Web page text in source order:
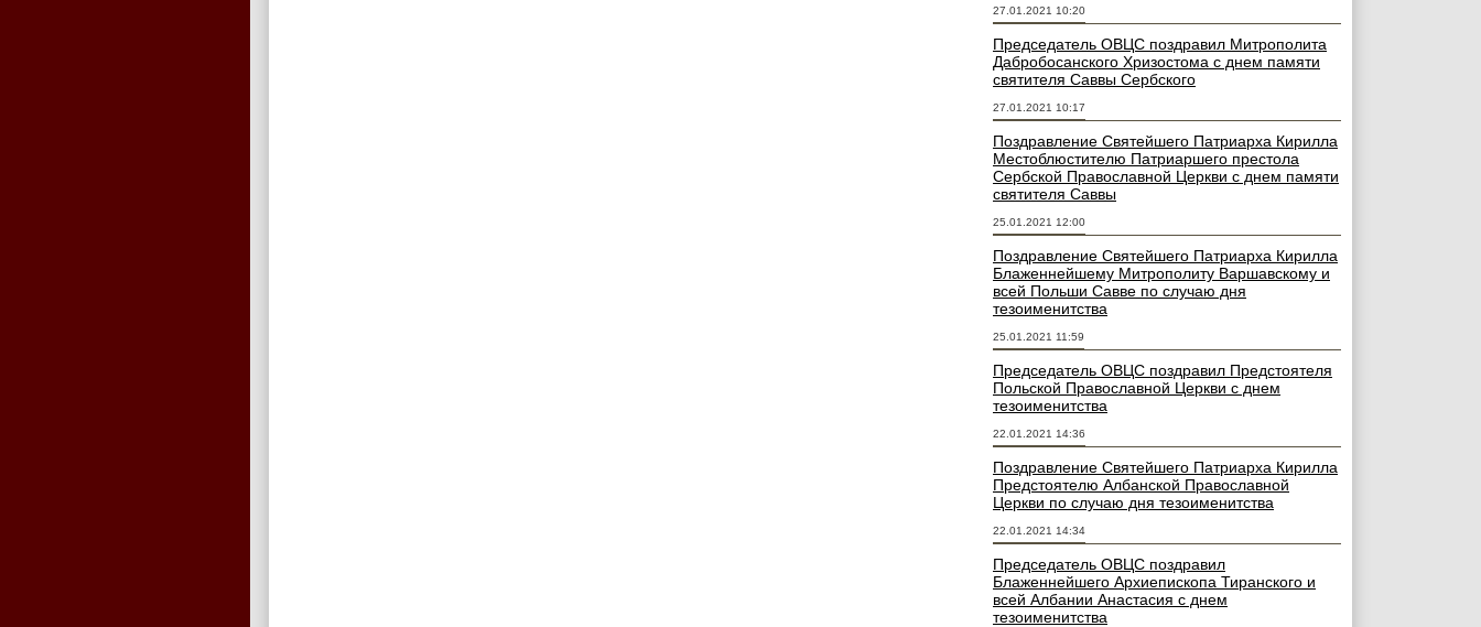
27.01.2021 10:20
Председатель ОВЦС поздравил Митрополита
Дабробосанского Хризостома с днем памяти
святителя Саввы Сербского
27.01.2021 10:17
Поздравление Святейшего Патриарха Кирилла
Местоблюстителю Патриаршего престола
Сербской Православной Церкви с днем памяти
святителя Саввы
25.01.2021 12:00
Поздравление Святейшего Патриарха Кирилла
Блаженнейшему Митрополиту Варшавскому и
всей Польши Савве по случаю дня
тезоименитства
25.01.2021 11:59
Председатель ОВЦС поздравил Предстоятеля
Польской Православной Церкви с днем
тезоименитства
22.01.2021 14:36
Поздравление Святейшего Патриарха Кирилла
Предстоятелю Албанской Православной
Церкви по случаю дня тезоименитства
22.01.2021 14:34
Председатель ОВЦС поздравил
Блаженнейшего Архиепископа Тиранского и
всей Албании Анастасия с днем
тезоименитства